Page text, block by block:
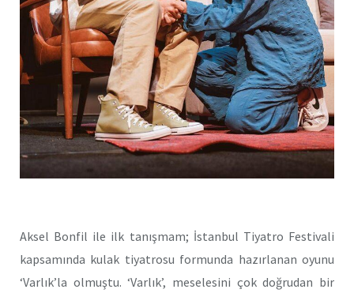
Aksel Bonfil ile ilk tanışmam; İstanbul Tiyatro Festivali
kapsamında kulak tiyatrosu formunda hazırlanan oyunu
‘Varlık’la olmuştu. ‘Varlık’, meselesini çok doğrudan bir